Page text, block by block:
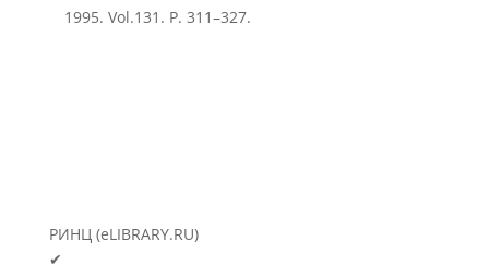
1995. Vol.131. P. 311–327.
РИНЦ (eLIBRARY.RU)
✔